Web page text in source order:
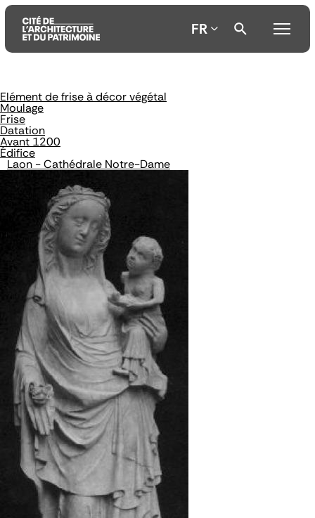
Aller
au
contenu
principal
Aller
au
menu
principal
Aller
à
la
recherche
FR
Elément de frise à décor végétal
Moulage
Frise
Datation
Avant 1200
Édifice
Laon - Cathédrale Notre-Dame